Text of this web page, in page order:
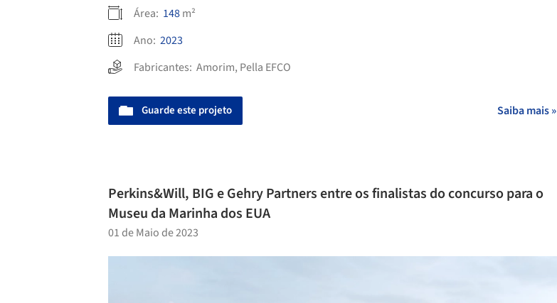
Área: 148m²
Ano: 2023
Fabricantes: Amorim, Pella EFCO
Guarde este projeto Saiba mais »
Perkins&Will, BIG e Gehry Partners entre os finalistas do concurso para o
Museu da Marinha dos EUA
01 de Maio de 2023